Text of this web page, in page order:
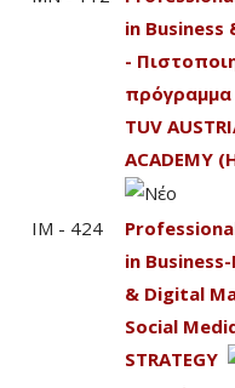
in Business
-
TUV
ACADEMY
IM - 424
in
& Digital
Social
STRATEGY